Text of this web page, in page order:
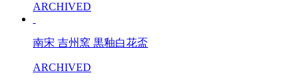
ARCHIVED
南宋 吉州窯 黒釉白花盃
ARCHIVED